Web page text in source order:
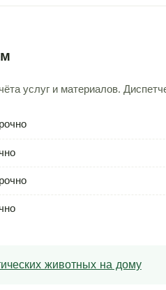
услуг и материалов.
животных на дому